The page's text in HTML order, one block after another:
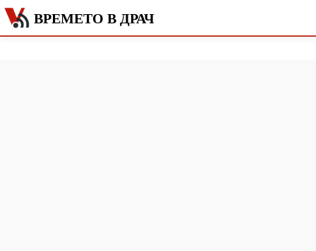
ВРЕМЕТО В ДРАЧ